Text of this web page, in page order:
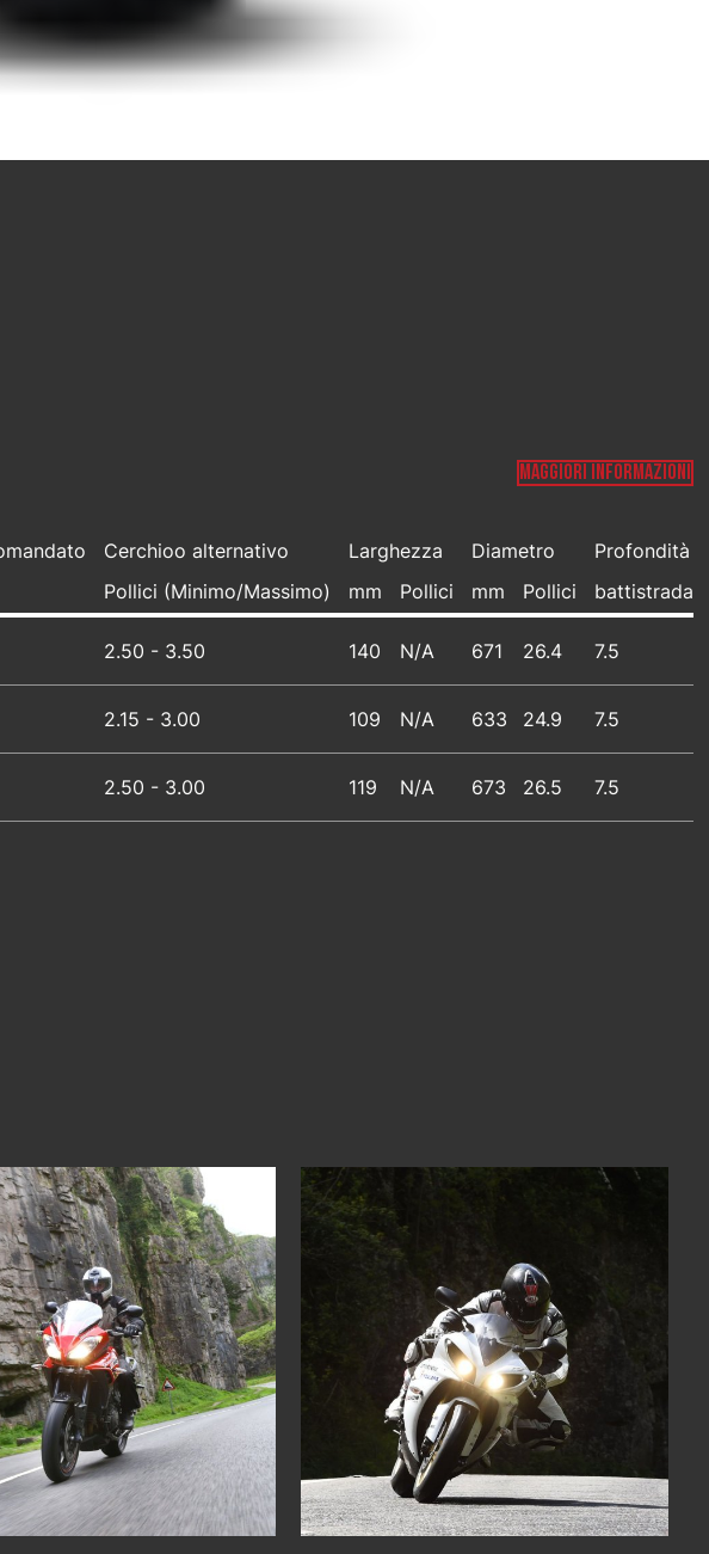
MAGGIORI INFORMAZIONI
Cerchioo alternativo Larghezza Diametro
Profondità
Pollici (Minimo/Massimo) mm Pollici mm Pollici battistrada
2.50 - 3.50 140 N/A 671 26.4 7.5
2.15 - 3.00 109 N/A 633 24.9 7.5
2.50 - 3.00 119 N/A 673 26.5 7.5